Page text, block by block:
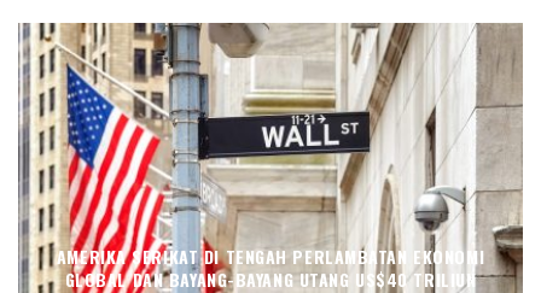
AMERIKA SERIKAT DI TENGAH PERLAMBATAN EKONOMI
GLOBAL DAN BAYANG-BAYANG UTANG US$40 TRILIUN